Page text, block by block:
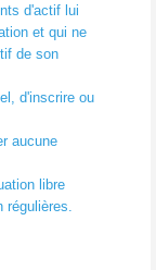
d'actif lui
et qui ne
de son
d'inscrire ou
aucune
libre